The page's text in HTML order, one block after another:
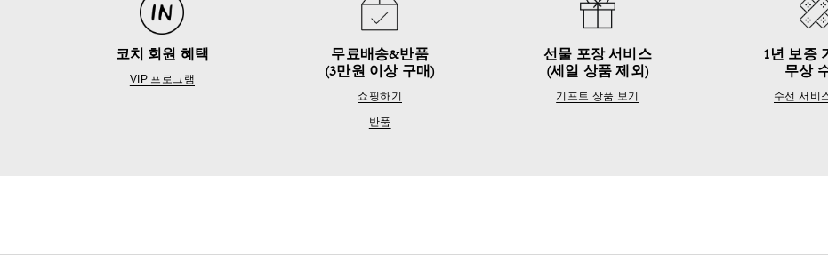
코치 회원 혜택
VIP 프로그램
무료배송&반품
(3만원 이상 구매)
쇼핑하기
반품
선물 포장 서비스
(세일 상품 제외)
기프트 상품 보기
1년 보증
무상
수선 서비